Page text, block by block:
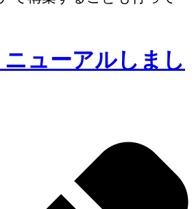
ューアルしまし